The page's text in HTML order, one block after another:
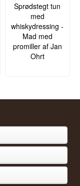
Sprødstegt tun
med
whiskydressing -
Mad med
promiller af Jan
Ohrt